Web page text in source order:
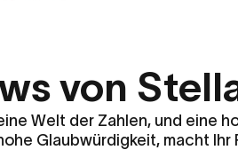
von
Welt der Zahlen, und eine
Glaubwürdigkeit, macht Ihr